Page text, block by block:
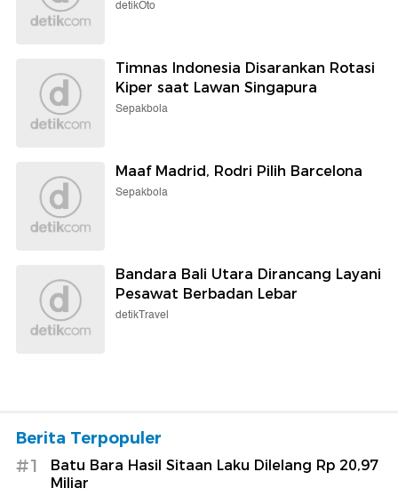
detikOto
Timnas Indonesia Disarankan Rotasi
Kiper saat Lawan Singapura
Sepakbola
Maaf Madrid, Rodri Pilih Barcelona
Sepakbola
Bandara Bali Utara Dirancang Layani
Pesawat Berbadan Lebar
detikTravel
Berita Terpopuler
#1
Batu Bara Hasil Sitaan Laku Dilelang Rp 20,97
Miliar